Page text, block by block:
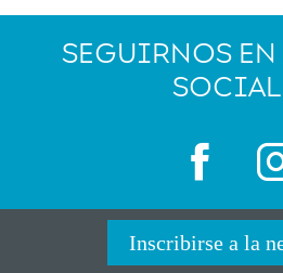
SEGUIRNOS EN
Inscribirse a la